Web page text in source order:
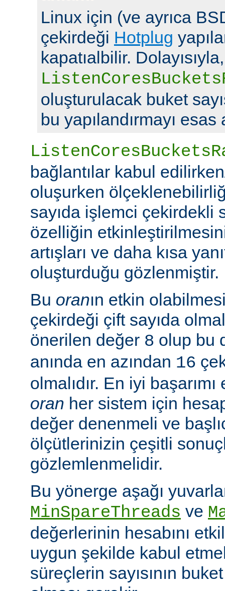
Linux için (ve ayrıca
çekirdeği Hotplug
kapatıalbilir. Dolayısıyla,
oluşturulacak buket
bu yapılandırmayı esas
bağlantılar kabul
oluşurken
sayıda işlemci çekirdekli
özelliğin
artışları ve daha kısa
oluşturduğu gözlenmiştir.
Bu oranın etkin
çekirdeği çift sayıda
önerilen değer 8 olup bu
anında en azından 16
olmalıdır. En iyi
oran her sistem için
değer denenmeli ve
ölçütlerinizin çeşitli
gözlemlenmelidir.
Bu yönerge aşağı
MinSpareThreads ve
değerlerinin hesabını
uygun şekilde kabul
süreçlerin sayısının buket